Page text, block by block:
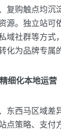
复购触点均沉
源。独立站可
域社群等方式
化为品牌专属
细化本地运营
东西马区域差
点策略、支付